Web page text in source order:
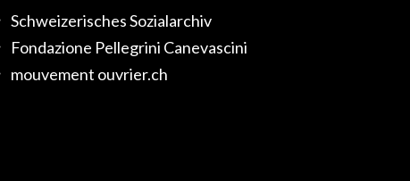
Schweizerisches Sozialarchiv
Fondazione Pellegrini Canevascini
mouvement ouvrier.ch